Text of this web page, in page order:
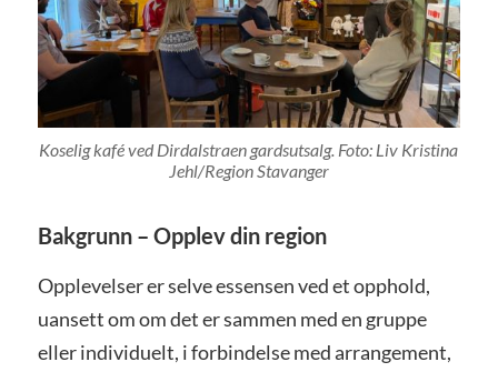
Koselig kafé ved Dirdalstraen gardsutsalg. Foto: Liv Kristina
Jehl/Region Stavanger
Bakgrunn – Opplev din region
Opplevelser er selve essensen ved et opphold,
uansett om om det er sammen med en gruppe
eller individuelt, i forbindelse med arrangement,